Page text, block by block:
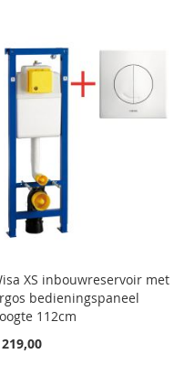
XS inbouwreservoir met
bedieningspaneel
112cm